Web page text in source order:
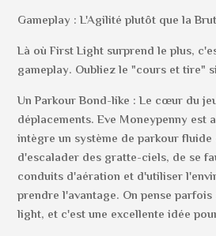
Gameplay : L'Agilité plutôt que la
Là où First Light surprend le plus,
gameplay. Oubliez le "cours et tire"
Un Parkour Bond-like : Le cœur du
déplacements. Eve Moneypenny est
intègre un système de parkour
d'escalader des gratte-ciels, de se
conduits d'aération et d'utiliser
prendre l'avantage. On pense
light, et c'est une excellente idée